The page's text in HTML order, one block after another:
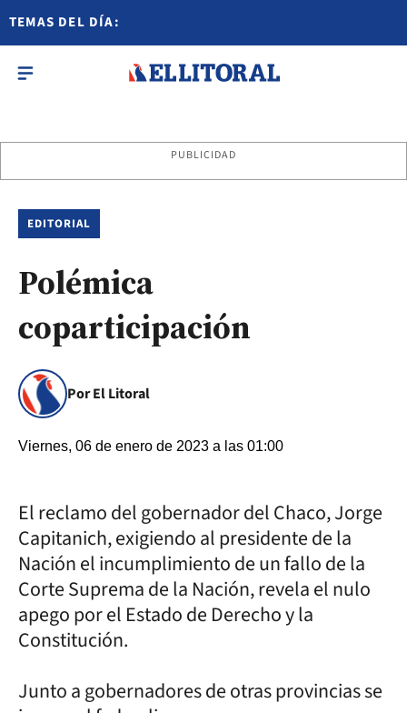
TEMAS DEL DÍA:
PUBLICIDAD
EDITORIAL
Polémica
coparticipación
Por El Litoral
Viernes, 06 de enero de 2023 a las 01:00
El reclamo del gobernador del Chaco, Jorge
Capitanich, exigiendo al presidente de la
Nación el incumplimiento de un fallo de la
Corte Suprema de la Nación, revela el nulo
apego por el Estado de Derecho y la
Constitución.
Junto a gobernadores de otras provincias se